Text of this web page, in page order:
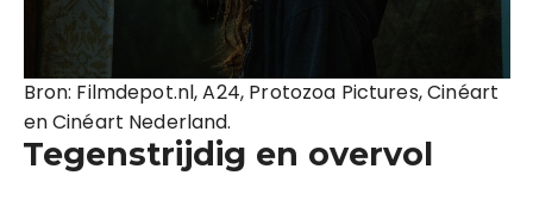
Bron: Filmdepot.nl, A24, Protozoa Pictures, Cinéart
en Cinéart Nederland.
Tegenstrijdig en overvol